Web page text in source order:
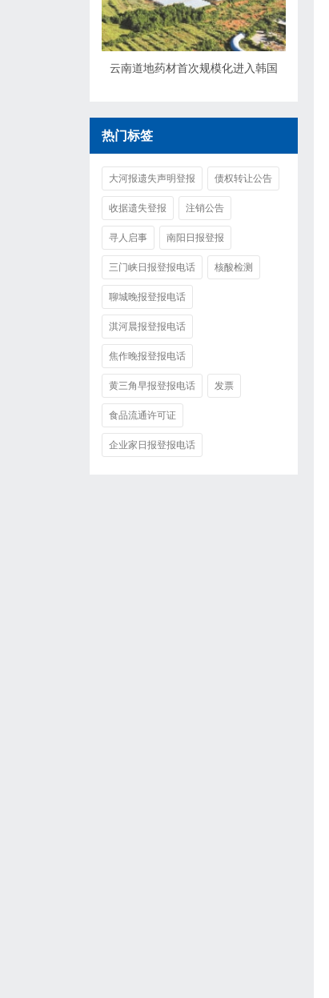
云南道地药材首次规模化进入韩国
热门标签
大河报遗失声明登报 债权转让公告
收据遗失登报 注销公告
寻人启事 南阳日报登报
三门峡日报登报电话 核酸检测
聊城晚报登报电话
淇河晨报登报电话
焦作晚报登报电话
黄三角早报登报电话 发票
食品流通许可证
企业家日报登报电话